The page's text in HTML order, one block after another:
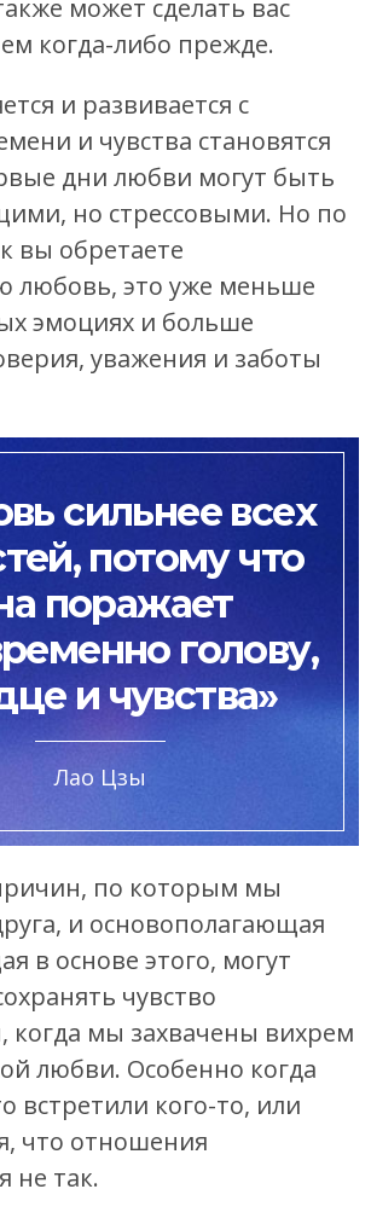
может сделать вас
когда-либо прежде.
и развивается с
и чувства становятся
дни любви могут быть
но стрессовыми. Но по
вы обретаете
любовь, это уже меньше
эмоциях и больше
уважения и заботы
сильнее всех
потому что
поражает
голову,
и чувства»
Лао Цзы
по которым мы
и основополагающая
в основе этого, могут
чувство
когда мы захвачены вихрем
любви. Особенно когда
встретили кого-то, или
что отношения
не так.